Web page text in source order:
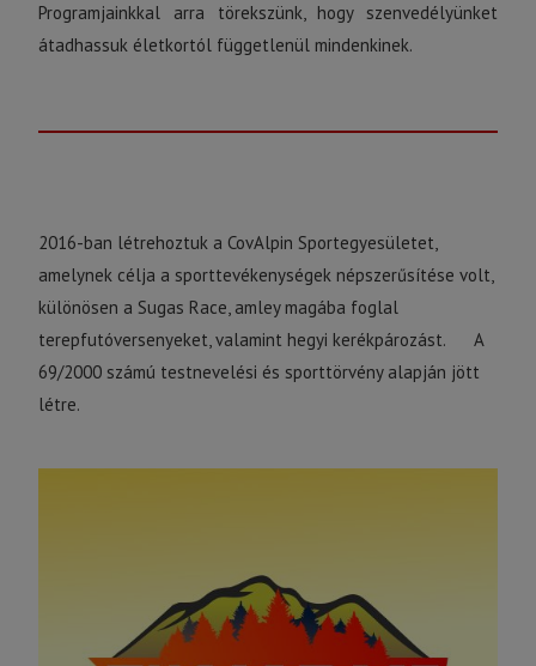
Programjainkkal arra törekszünk, hogy szenvedélyünket
átadhassuk életkortól függetlenül mindenkinek.
2016-ban létrehoztuk a CovAlpin Sportegyesületet,
amelynek célja a sporttevékenységek népszerűsítése volt,
különösen a Sugas Race, amley magába foglal
terepfutóversenyeket, valamint hegyi kerékpározást. A
69/2000 számú testnevelési és sporttörvény alapján jött
létre.